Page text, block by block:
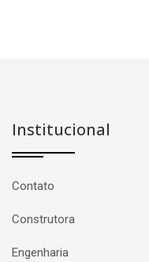
Institucional
Contato
Construtora
Engenharia